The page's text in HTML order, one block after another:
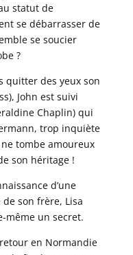
statut de
se débarrasser de
se soucier
?
quitter des yeux son
John est suivi
Chaplin) qui
trop inquiète
tombe amoureux
son héritage !
d’une
son frère, Lisa
même un secret.
en Normandie